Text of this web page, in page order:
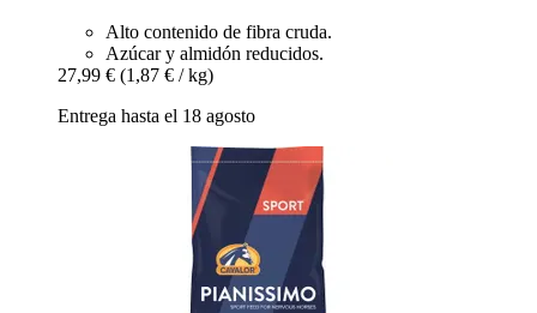
Alto contenido de fibra cruda.
Azúcar y almidón reducidos.
27,99 € (1,87 € / kg)
Entrega hasta el 18 agosto